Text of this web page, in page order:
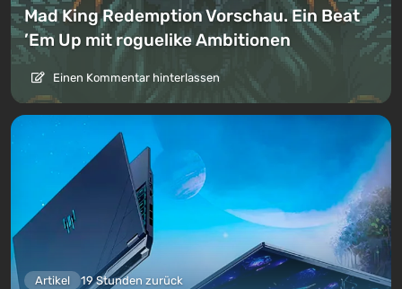
Mad King Redemption Vorschau. Ein Beat
’Em Up mit roguelike Ambitionen
Einen Kommentar hinterlassen
Artikel 19 Stunden zurück